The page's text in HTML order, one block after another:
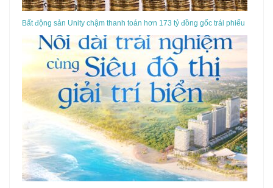
Bất động sản Unity chậm thanh toán hơn 173 tỷ đồng gốc trái phiếu